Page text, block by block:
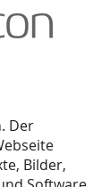
Der
Bilder,